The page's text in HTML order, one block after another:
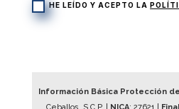
HE LEÍDO Y ACEPTO LA
Información Básica Protección